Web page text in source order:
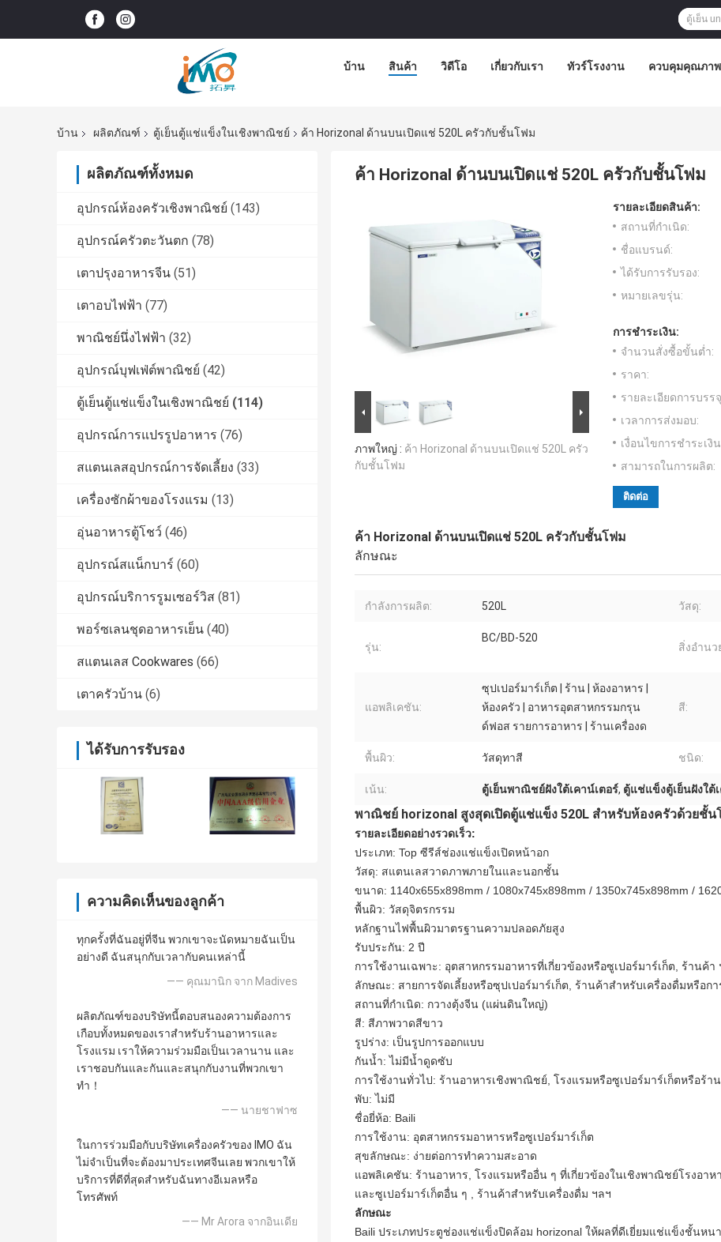
บ้าน สินค้า วิดีโอ เกี่ยวกับเรา ทัวร์โรงงาน ควบคุมคุณภาพ
บ้าน ผลิตภัณฑ์ ตู้เย็นตู้แช่แข็งในเชิงพาณิชย์ ค้า Horizonal ด้านบนเปิดแช่ 520L ครัวกับชั้นโฟม
ผลิตภัณฑ์ทั้งหมด
อุปกรณ์ห้องครัวเชิงพาณิชย์ (143)
อุปกรณ์ครัวตะวันตก (78)
เตาปรุงอาหารจีน (51)
เตาอบไฟฟ้า (77)
พาณิชย์นึ่งไฟฟ้า (32)
อุปกรณ์บุฟเฟ่ต์พาณิชย์ (42)
ตู้เย็นตู้แช่แข็งในเชิงพาณิชย์ (114)
อุปกรณ์การแปรรูปอาหาร (76)
สแตนเลสอุปกรณ์การจัดเลี้ยง (33)
เครื่องซักผ้าของโรงแรม (13)
อุ่นอาหารตู้โชว์ (46)
อุปกรณ์สแน็กบาร์ (60)
อุปกรณ์บริการรูมเซอร์วิส (81)
พอร์ซเลนชุดอาหารเย็น (40)
สแตนเลส Cookwares (66)
เตาครัวบ้าน (6)
ได้รับการรับรอง
ความคิดเห็นของลูกค้า
ทุกครั้งที่ฉันอยู่ที่จีน พวกเขาจะนัดหมายฉันเป็น
อย่างดี ฉันสนุกกับเวลากับคนเหล่านี้
—— คุณมานิก จาก Madives
ผลิตภัณฑ์ของบริษัทนี้ตอบสนองความต้องการ
เกือบทั้งหมดของเราสำหรับร้านอาหารและ
โรงแรม เราให้ความร่วมมือเป็นเวลานาน และ
เราชอบกันและกันและสนุกกับงานที่พวกเขา
ทำ！
—— นายชาฟาซ
ในการร่วมมือกับบริษัทเครื่องครัวของ IMO ฉัน
ไม่จำเป็นที่จะต้องมาประเทศจีนเลย พวกเขาให้
บริการที่ดีที่สุดสำหรับฉันทางอีเมลหรือ
โทรศัพท์
—— Mr Arora จากอินเดีย
ค้า Horizonal ด้านบนเปิดแช่ 520L ครัวกับชั้นโฟม
ภาพใหญ่ : ค้า Horizonal ด้านบนเปิดแช่ 520L ครัว
กับชั้นโฟม
รายละเอียดสินค้า:
สถานที่กำเนิด:
ชื่อแบรนด์:
ได้รับการรับรอง:
หมายเลขรุ่น:
การชำระเงิน:
จำนวนสั่งซื้อขั้นต่ำ:
ราคา:
รายละเอียดการบรร
เวลาการส่งมอบ:
เงื่อนไขการชำระเงิ
สามารถในการผลิต:
ติดต่อ
ค้า Horizonal ด้านบนเปิดแช่ 520L ครัวกับชั้นโฟม
ลักษณะ
กำลังการผลิต: 520L วัสดุ:
รุ่น:
BC/BD-520
สิ่งอำนว
แอพลิเคชัน:
ซุปเปอร์มาร์เก็ต | ร้าน | ห้องอาหาร |
ห้องครัว | อาหารอุตสาหกรรมกรุน
ด์ฟอส รายการอาหาร | ร้านเครื่องด
สี:
พื้นผิว: วัสดุทาสี ชนิด:
เน้น: ตู้เย็นพาณิชย์ฝังใต้เคาน์เตอร์, ตู้แช่แข็งตู้เย็นฝังใต้
พาณิชย์ horizonal สูงสุดเปิดตู้แช่แข็ง 520L สำหรับห้องครัวด้วยชั้น
รายละเอียดอย่างรวดเร็ว:
ประเภท: Top ซีรีส์ช่องแช่แข็งเปิดหน้าอก
วัสดุ: สแตนเลสวาดภาพภายในและนอกชั้น
ขนาด: 1140x655x898mm / 1080x745x898mm / 1350x745x898mm /
พื้นผิว: วัสดุจิตรกรรม
หลักฐานไฟพื้นผิวมาตรฐานความปลอดภัยสูง
รับประกัน: 2 ปี
การใช้งานเฉพาะ: อุตสาหกรรมอาหารที่เกี่ยวข้องหรือซูเปอร์มาร์เก็ต, ร้านค้า
ลักษณะ: สายการจัดเลี้ยงหรือซุปเปอร์มาร์เก็ต, ร้านค้าสำหรับเครื่องดื่มหรือก
สถานที่กำเนิด: กวางตุ้งจีน (แผ่นดินใหญ่)
สี: สีภาพวาดสีขาว
รูปร่าง: เป็นรูปการออกแบบ
กันน้ำ: ไม่มีน้ำดูดซับ
การใช้งานทั่วไป: ร้านอาหารเชิงพาณิชย์, โรงแรมหรือซูเปอร์มาร์เก็ตหรือร้
พับ: ไม่มี
ชื่อยี่ห้อ: Baili
การใช้งาน: อุตสาหกรรมอาหารหรือซูเปอร์มาร์เก็ต
สุขลักษณะ: ง่ายต่อการทำความสะอาด
แอพลิเคชัน: ร้านอาหาร, โรงแรมหรืออื่น ๆ ที่เกี่ยวข้องในเชิงพาณิชย์โรงอาห
และซูเปอร์มาร์เก็ตอื่น ๆ , ร้านค้าสำหรับเครื่องดื่ม ฯลฯ
ลักษณะ
Baili ประเภทประตูช่องแช่แข็งปิดล้อม horizonal ให้ผลที่ดีเยี่ยมแช่แข็งชั้นหน